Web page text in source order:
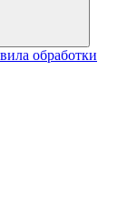
обработки